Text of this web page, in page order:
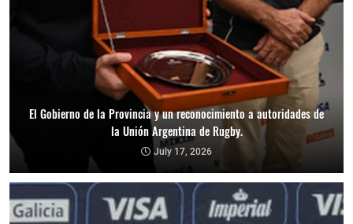
El Gobierno de la Provincia y un reconocimiento a autoridades de
la Unión Argentina de Rugby.
July 17, 2026